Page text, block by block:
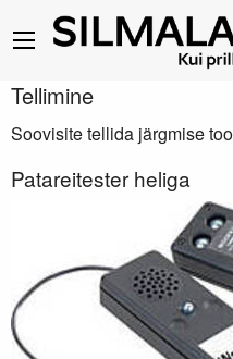
Tellimine
Soovisite tellida järgmise
Patareitester heliga